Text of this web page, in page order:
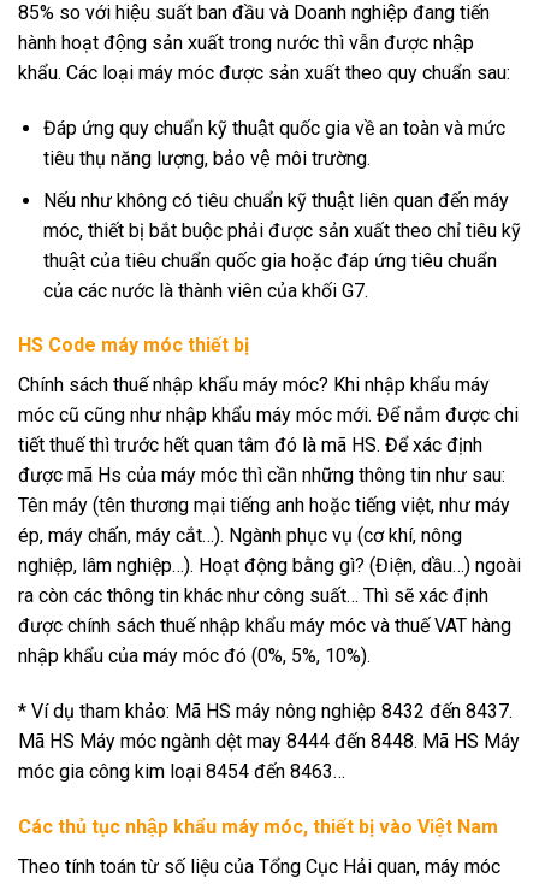
85% so với hiệu suất ban đầu và Doanh nghiệp đang tiến
hành hoạt động sản xuất trong nước thì vẫn được nhập
khẩu. Các loại máy móc được sản xuất theo quy chuẩn sau:
Đáp ứng quy chuẩn kỹ thuật quốc gia về an toàn và mức
tiêu thụ năng lượng, bảo vệ môi trường.
Nếu như không có tiêu chuẩn kỹ thuật liên quan đến máy
móc, thiết bị bắt buộc phải được sản xuất theo chỉ tiêu kỹ
thuật của tiêu chuẩn quốc gia hoặc đáp ứng tiêu chuẩn
của các nước là thành viên của khối G7.
HS Code máy móc thiết bị
Chính sách thuế nhập khẩu máy móc? Khi nhập khẩu máy
móc cũ cũng như nhập khẩu máy móc mới. Để nắm được chi
tiết thuế thì trước hết quan tâm đó là mã HS. Để xác định
được mã Hs của máy móc thì cần những thông tin như sau:
Tên máy (tên thương mại tiếng anh hoặc tiếng việt, như máy
ép, máy chấn, máy cắt…). Ngành phục vụ (cơ khí, nông
nghiệp, lâm nghiệp…). Hoạt động bằng gì? (Điện, dầu…) ngoài
ra còn các thông tin khác như công suất… Thì sẽ xác định
được chính sách thuế nhập khẩu máy móc và thuế VAT hàng
nhập khẩu của máy móc đó (0%, 5%, 10%).
* Ví dụ tham khảo: Mã HS máy nông nghiệp 8432 đến 8437.
Mã HS Máy móc ngành dệt may 8444 đến 8448. Mã HS Máy
móc gia công kim loại 8454 đến 8463…
Các thủ tục nhập khẩu máy móc, thiết bị vào Việt Nam
Theo tính toán từ số liệu của Tổng Cục Hải quan, máy móc